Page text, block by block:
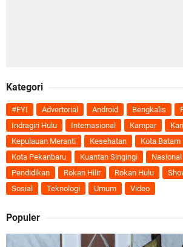
Kategori
#FYI Advertorial Android Bengkalis
Indragiri Hulu
Internasional Kampar
Kepulauan Meranti
Kesehatan Kota Batam
Kota Pekanbaru
Kuantan Singingi Nasional
Pendidikan
Rokan Hilir Rokan Hulu
Sosial
Teknologi Umum Video
Populer